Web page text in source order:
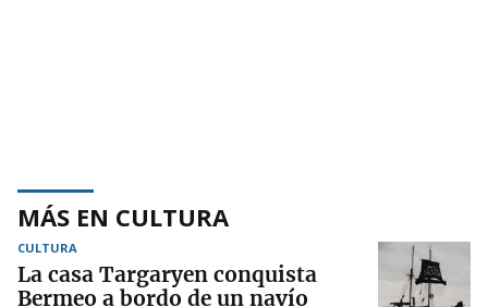
MÁS EN CULTURA
CULTURA
La casa Targaryen conquista
Bermeo a bordo de un navío